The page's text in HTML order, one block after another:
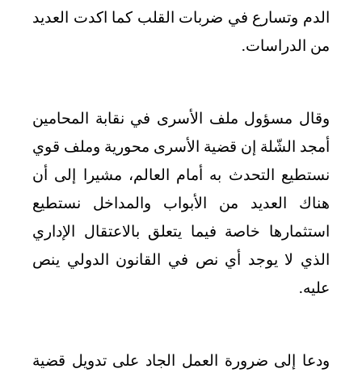
الدم وتسارع في ضربات القلب كما اكدت العديد
من الدراسات.
وقال مسؤول ملف الأسرى في نقابة المحامين
أمجد الشّلة إن قضية الأسرى محورية وملف قوي
نستطيع التحدث به أمام العالم، مشيرا إلى أن
هناك العديد من الأبواب والمداخل نستطيع
استثمارها خاصة فيما يتعلق بالاعتقال الإداري
الذي لا يوجد أي نص في القانون الدولي ينص
عليه.
ودعا إلى ضرورة العمل الجاد على تدويل قضية